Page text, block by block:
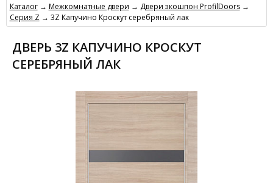
Каталог→ Межкомнатные двери → Двери экошпон ProfilDoors→
Серия Z→ 3Z Капучино Кроскут серебряный лак
ДВЕРЬ 3Z КАПУЧИНО КРОСКУТ
СЕРЕБРЯНЫЙ ЛАК